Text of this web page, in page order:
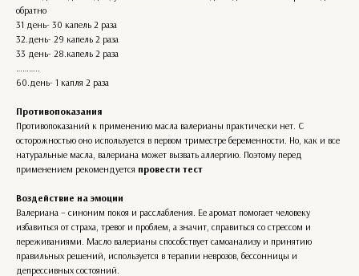
обратно
31 день- 30 капель 2 раза
32.день- 29 капель 2 раза
33 день- 28.капель 2 раза
………..
60.день- 1 капля 2 раза
Противопоказания
Противопоказаний к применению масла валерианы практически нет. С
осторожностью оно используется в первом триместре беременности. Но, как и все
натуральные масла, валериана может вызвать аллергию. Поэтому перед
применением рекомендуется провести тест
Воздействие на эмоции
Валериана – синоним покоя и расслабления. Ее аромат помогает человеку
избавиться от страха, тревог и проблем, а значит, справиться со стрессом и
переживаниями. Масло валерианы способствует самоанализу и принятию
правильных решений, используется в терапии неврозов, бессонницы и
депрессивных состояний.